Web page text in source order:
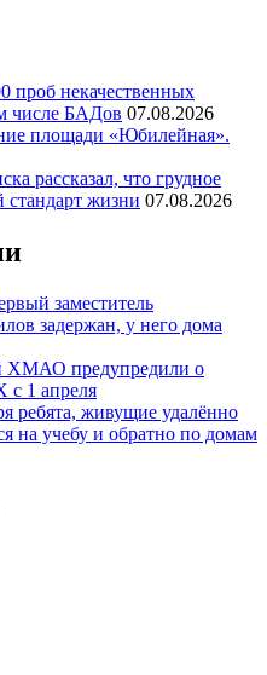
проб некачественных
числе БАДов 07.08.2026
площади «Юбилейная».
рассказал, что грудное
жизни 07.08.2026
заместитель
задержан, у него дома
ХМАО предупредили о
с 1 апреля
ребята, живущие удалённо
на учебу и обратно по домам